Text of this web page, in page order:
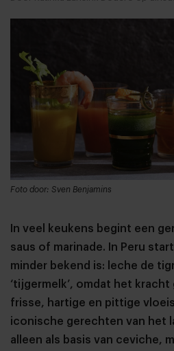
Foto door: Sven Benjamins
In veel keukens begint een
saus of marinade. In Peru
minder bekend is: leche de
‘tijgermelk’, omdat het
frisse, hartige en pittige
iconische gerechten van het
alleen als basis van ceviche,